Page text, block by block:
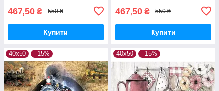
467,50 ₴ 550 ₴
Купити
467,50 ₴ 550 ₴
Купити
40х50 –15% 40х50 –15%